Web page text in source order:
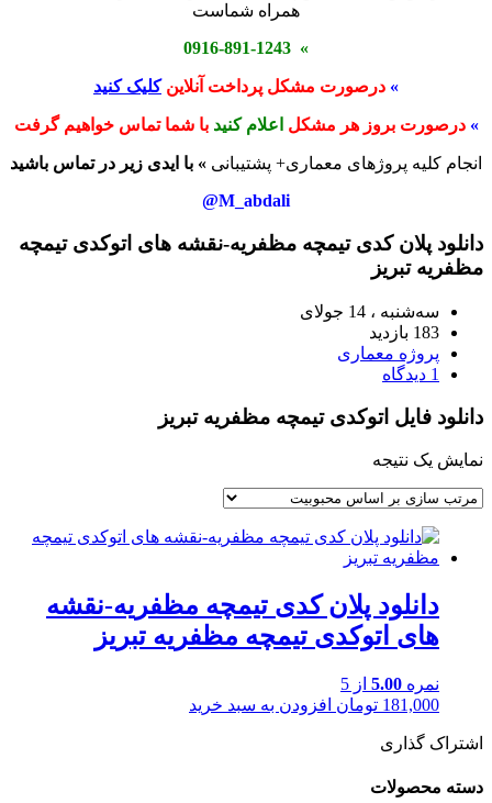
همراه شماست
» 0916-891-1243
» درصورت مشکل پرداخت آنلاینکلیک کنید
» درصورت بروز هر مشکل اعلام کنید با شما تماس خواهیم گرفت
انجام کلیه پروژهای معماری+ پشتیبانی » با ایدی زیر در تماس باشید
M_abdali@
دانلود پلان کدی تیمچه مظفریه-نقشه های اتوکدی تیمچه
مظفریه تبریز
سه‌شنبه ، 14 جولای
183 بازدید
پروژه معماری
1 دیدگاه
دانلود فایل اتوکدی تیمچه مظفریه تبریز
نمایش یک نتیجه
دانلود پلان کدی تیمچه مظفریه-نقشه
های اتوکدی تیمچه مظفریه تبریز
نمره 5.00 از 5
181,000 تومان افزودن به سبد خرید
اشتراک گذاری
دسته محصولات